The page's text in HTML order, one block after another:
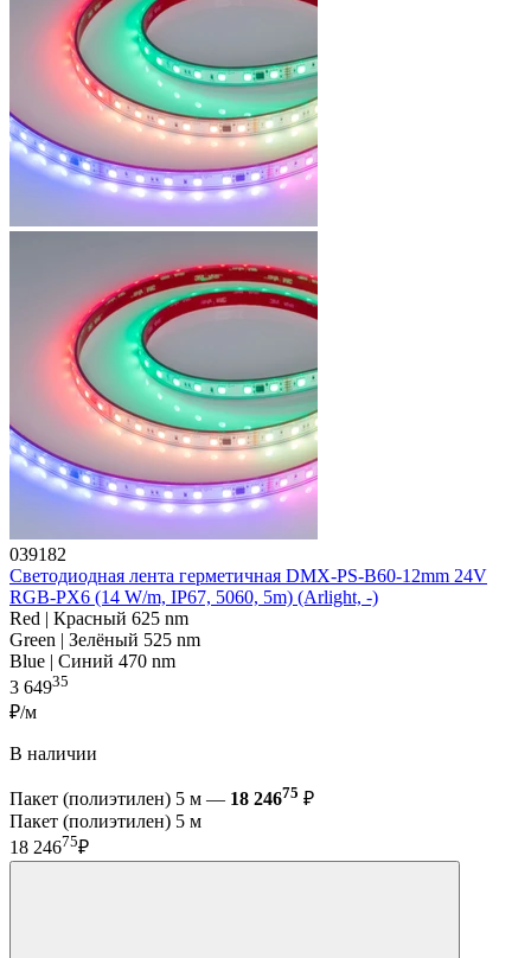
039182
Светодиодная лента герметичная DMX-PS-B60-12mm 24V
RGB-PX6 (14 W/m, IP67, 5060, 5m) (Arlight, -)
Red | Красный 625 nm
Green | Зелёный 525 nm
Blue | Синий 470 nm
3 64935
₽/м
В наличии
Пакет (полиэтилен) 5 м — 18 24675 ₽
Пакет (полиэтилен) 5 м
18 24675₽